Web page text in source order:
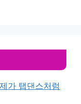
가 탭댄스처럼